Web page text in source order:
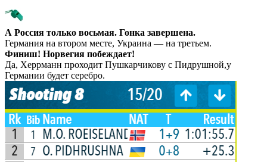
А Россия только восьмая. Гонка завершена.
Германия на втором месте, Украина — на третьем.
Финиш! Норвегия побеждает!
Да, Херрманн проходит Пушкарчикову с Пидрушной,у
Германии будет серебро.